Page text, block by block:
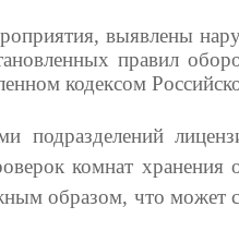
выявлены
правил
кодексом
подразделений
комнат хранения
образом, что